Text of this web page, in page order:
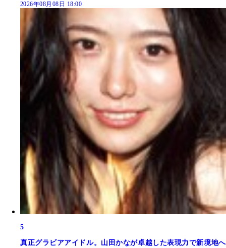
2026年08月08日 18:00
5
真正グラビアアイドル。山田かなが卓越した表現力で新境地へ